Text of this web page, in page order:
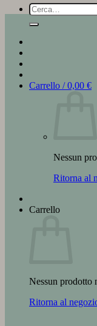
Cerca:
Carrello /0,00 €
Nessun
Ritorna al
Carrello
Nessun prodotto
Ritorna al